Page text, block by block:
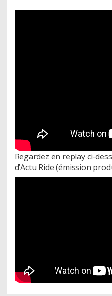
Regardez en replay ci-
d’Actu Ride (émission